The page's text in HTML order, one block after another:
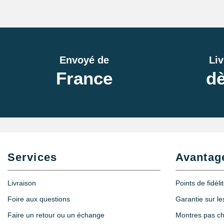
Écrin Montre Plat Bleu
6,90 €
Emballage Cadeau Montre - Berlingot
Envoyé de
France
Services
Livraison
Foire aux questions
Faire un retour ou un échange
Points de
Garantie sur
Montres pas